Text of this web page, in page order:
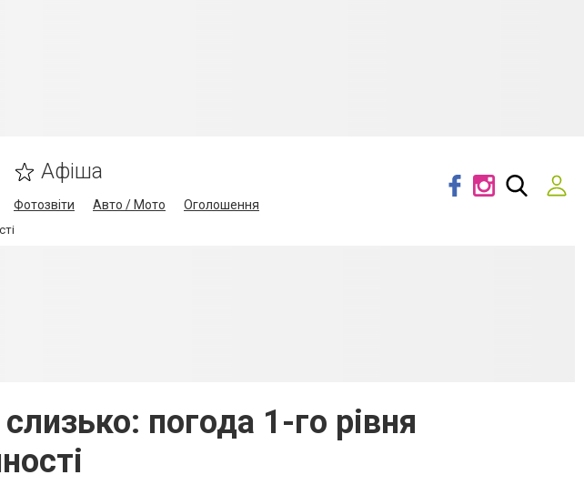
Афіша
Фотозвіти Авто / Мото Оголошення
погода 1-го рівня